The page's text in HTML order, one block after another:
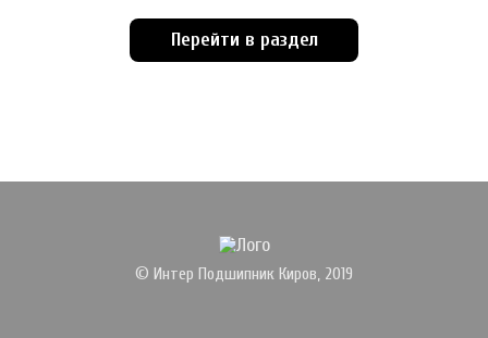
Перейти в раздел
© Интер Подшипник Киров, 2019